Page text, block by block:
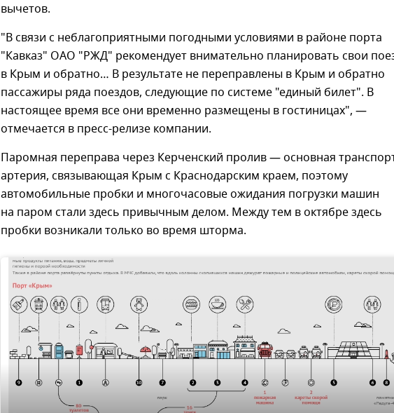
вычетов.
"В связи с неблагоприятными погодными условиями в районе порта
"Кавказ" ОАО "РЖД" рекомендует внимательно планировать свои
в Крым и обратно… В результате не переправлены в Крым и обратно
пассажиры ряда поездов, следующие по системе "единый билет". В
настоящее время все они временно размещены в гостиницах", —
отмечается в пресс-релизе компании.
Паромная переправа через Керченский пролив — основная
артерия, связывающая Крым с Краснодарским краем, поэтому
автомобильные пробки и многочасовые ожидания погрузки машин
на паром стали здесь привычным делом. Между тем в октябре здесь
пробки возникали только во время шторма.